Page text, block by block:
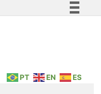
Legislação
PT EN ES